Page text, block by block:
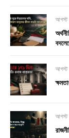
আগস্ট
আগস্ট
আগস্ট